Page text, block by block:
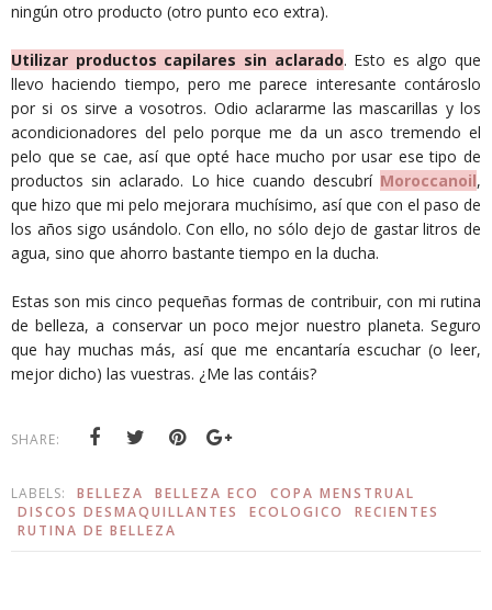
ningún otro producto (otro punto eco extra).
Utilizar productos capilares sin aclarado. Esto es algo que
llevo haciendo tiempo, pero me parece interesante contároslo
por si os sirve a vosotros. Odio aclararme las mascarillas y los
acondicionadores del pelo porque me da un asco tremendo el
pelo que se cae, así que opté hace mucho por usar ese tipo de
productos sin aclarado. Lo hice cuando descubrí Moroccanoil,
que hizo que mi pelo mejorara muchísimo, así que con el paso de
los años sigo usándolo. Con ello, no sólo dejo de gastar litros de
agua, sino que ahorro bastante tiempo en la ducha.
Estas son mis cinco pequeñas formas de contribuir, con mi rutina
de belleza, a conservar un poco mejor nuestro planeta. Seguro
que hay muchas más, así que me encantaría escuchar (o leer,
mejor dicho) las vuestras. ¿Me las contáis?
SHARE:
LABELS: BELLEZA BELLEZA ECO
COPA MENSTRUAL
DISCOS DESMAQUILLANTES
ECOLOGICO
RECIENTES
RUTINA DE BELLEZA